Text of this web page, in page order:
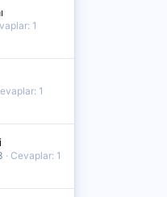
1
1
Cevaplar: 1